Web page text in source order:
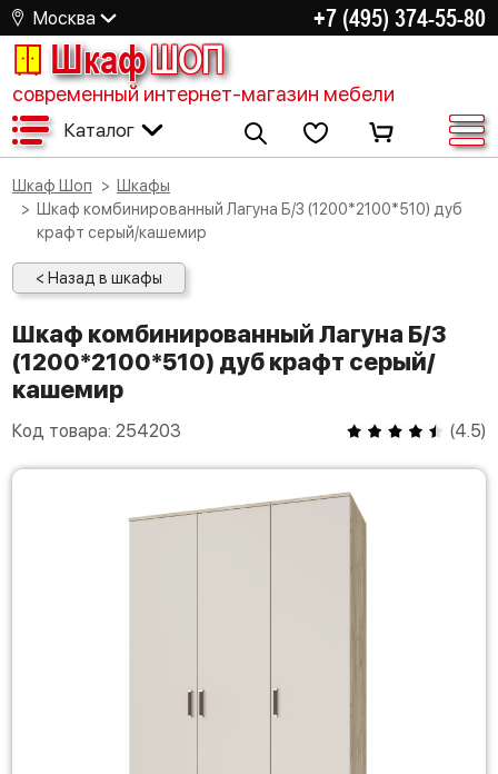
Москва +7 (495) 374-55-80
ШкафШОП
современный интернет-магазин мебели
Каталог
Шкаф Шоп
Шкафы
Шкаф комбинированный Лагуна Б/З (1200*2100*510) дуб
крафт серый/кашемир
< Назад в шкафы
Шкаф комбинированный Лагуна Б/З
(1200*2100*510) дуб крафт серый/
кашемир
Код товара: 254203 (4.5)